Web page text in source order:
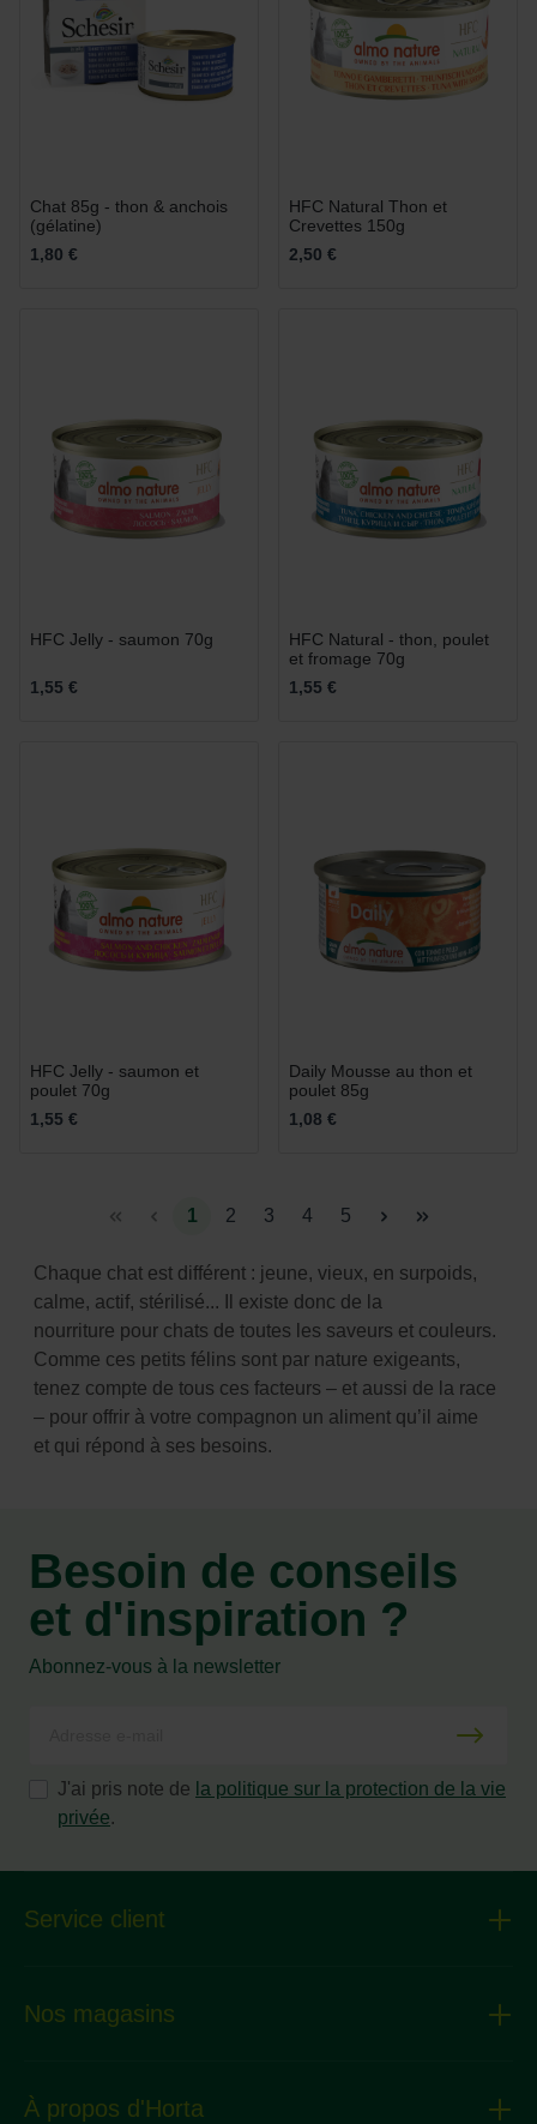
Chat 85g - thon & anchois
(gélatine)
1,80 €
HFC Natural Thon et
Crevettes 150g
2,50 €
HFC Jelly - saumon 70g
1,55 €
HFC Natural - thon, poulet
et fromage 70g
1,55 €
HFC Jelly - saumon et
poulet 70g
1,55 €
Daily Mousse au thon et
poulet 85g
1,08 €
1 2 3 4 5
Chaque chat est différent : jeune, vieux, en surpoids,
calme, actif, stérilisé... Il existe donc de la
nourriture pour chats de toutes les saveurs et couleurs.
Comme ces petits félins sont par nature exigeants,
tenez compte de tous ces facteurs – et aussi de la race
– pour offrir à votre compagnon un aliment qu’il aime
et qui répond à ses besoins.
Besoin de conseils
et d'inspiration ?
Abonnez-vous à la newsletter
J'ai pris note de la politique sur la protection de la vie
privée.
Service client
Nos magasins
À propos d'Horta